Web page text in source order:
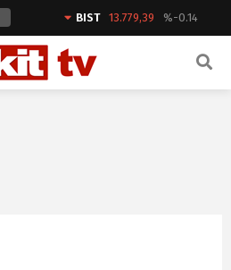
BIST 13.779,39 %-0.14
ARAMA YAP